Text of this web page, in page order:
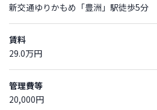
新交通ゆりかもめ「豊洲」駅徒歩5分
賃料
29.0万円
管理費等
20,000円